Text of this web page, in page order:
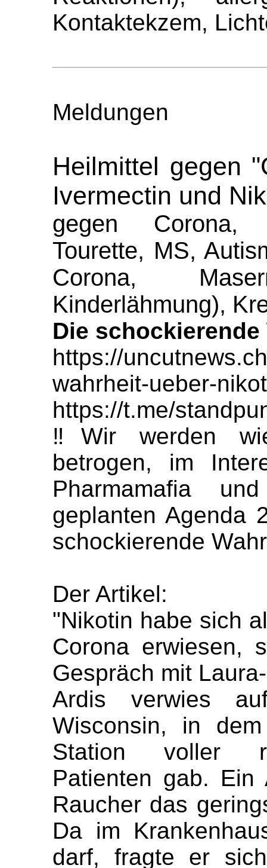
Kontaktekzem,
Meldungen
Heilmittel gegen
Ivermectin und
gegen Corona,
Tourette, MS,
Corona,
Kinderlähmung),
Die
https://
wahrheit-ueber-
https://t.me/
‼️Wir werden
betrogen, im
Pharmamafia
geplanten Agenda
schockierende
Der Artikel:
"Nikotin habe sich
Corona erwiesen,
Gespräch mit
Ardis verwies
Wisconsin, in
Station voller
Patienten gab.
Raucher das
Da im
darf, fragte er